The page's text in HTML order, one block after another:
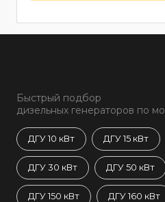
Быстрый подбор
дизельных генераторов по
ДГУ 10 кВт ДГУ 15 кВт
ДГУ 30 кВт ДГУ 50 кВт
ДГУ 150 кВт ДГУ 160 кВт